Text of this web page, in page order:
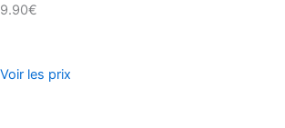
9.90€
Voir les prix